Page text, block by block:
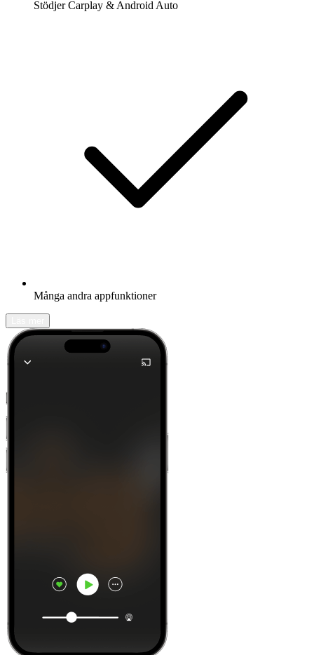
Stödjer Carplay & Android Auto
Många andra appfunktioner